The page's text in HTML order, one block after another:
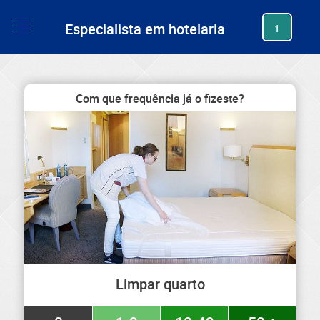
Especialista em hotelaria 1
Com que frequência já o fizeste?
Limpar quarto